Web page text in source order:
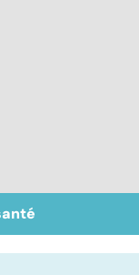
savoir sur les